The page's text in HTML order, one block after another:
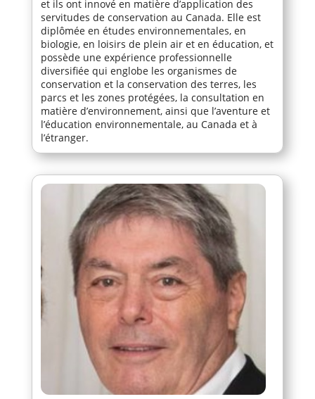
et ils ont innové en matière d’application des
servitudes de conservation au Canada. Elle est
diplômée en études environnementales, en
biologie, en loisirs de plein air et en éducation, et
possède une expérience professionnelle
diversifiée qui englobe les organismes de
conservation et la conservation des terres, les
parcs et les zones protégées, la consultation en
matière d’environnement, ainsi que l’aventure et
l’éducation environnementale, au Canada et à
l’étranger.